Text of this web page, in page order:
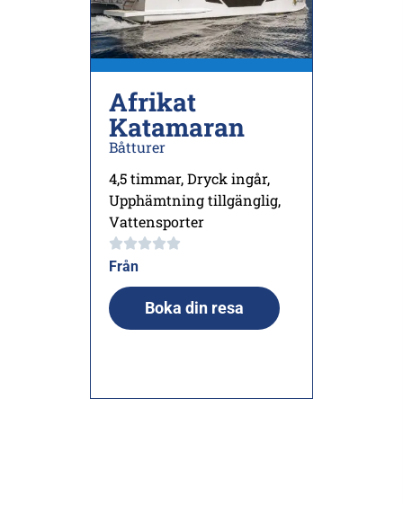
Afrikat
Katamaran
Båtturer
4,5 timmar,Dryck ingår,
Upphämtning tillgänglig,
Vattensporter
Från
Boka din resa